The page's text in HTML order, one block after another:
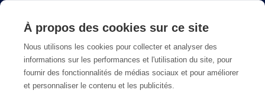
FAQ / Questions fréquentes
Signalement qualité
Conditions générales de vente CGPS
À propos des cookies sur ce site
Nous utilisons les cookies pour collecter et analyser des
informations sur les performances et l'utilisation du site, pour
fournir des fonctionnalités de médias sociaux et pour améliorer
et personnaliser le contenu et les publicités.